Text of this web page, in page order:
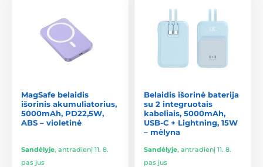
MagSafe belaidis
išorinis akumuliatorius,
5000mAh, PD22,5W,
ABS – violetinė
Sandėlyje, antradienį 11. 8.
pas jus
Belaidis išorinė baterija
su 2 integruotais
kabeliais, 5000mAh,
USB-C + Lightning, 15W
– mėlyna
Sandėlyje, antradienį 11. 8.
pas jus